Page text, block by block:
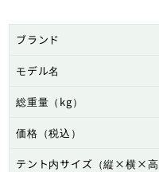
ブランド
モデル名
総重量（kg）
価格（税込）
テント内サイズ（縦×横×高